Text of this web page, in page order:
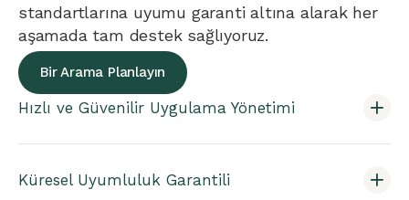
standartlarına uyumu garanti altına alarak her
aşamada tam destek sağlıyoruz.
Bir Arama Planlayın
Hızlı ve Güvenilir Uygulama Yönetimi
Küresel Uyumluluk Garantili